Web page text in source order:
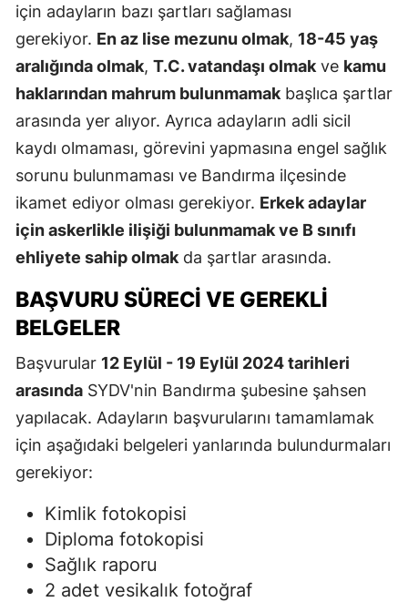
için adayların bazı şartları sağlaması
gerekiyor. En az lise mezunu olmak, 18-45 yaş
aralığında olmak, T.C. vatandaşı olmak ve kamu
haklarından mahrum bulunmamak başlıca şartlar
arasında yer alıyor. Ayrıca adayların adli sicil
kaydı olmaması, görevini yapmasına engel sağlık
sorunu bulunmaması ve Bandırma ilçesinde
ikamet ediyor olması gerekiyor. Erkek adaylar
için askerlikle ilişiği bulunmamak ve B sınıfı
ehliyete sahip olmak da şartlar arasında.
BAŞVURU SÜRECI VE GEREKLI
BELGELER
Başvurular 12 Eylül - 19 Eylül 2024 tarihleri
arasında SYDV'nin Bandırma şubesine şahsen
yapılacak. Adayların başvurularını tamamlamak
için aşağıdaki belgeleri yanlarında bulundurmaları
gerekiyor:
Kimlik fotokopisi
Diploma fotokopisi
Sağlık raporu
2 adet vesikalık fotoğraf